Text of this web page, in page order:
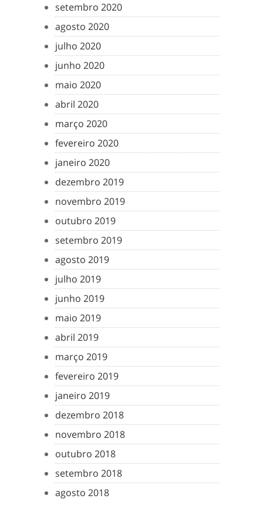
setembro 2020
agosto 2020
julho 2020
junho 2020
maio 2020
abril 2020
março 2020
fevereiro 2020
janeiro 2020
dezembro 2019
novembro 2019
outubro 2019
setembro 2019
agosto 2019
julho 2019
junho 2019
maio 2019
abril 2019
março 2019
fevereiro 2019
janeiro 2019
dezembro 2018
novembro 2018
outubro 2018
setembro 2018
agosto 2018